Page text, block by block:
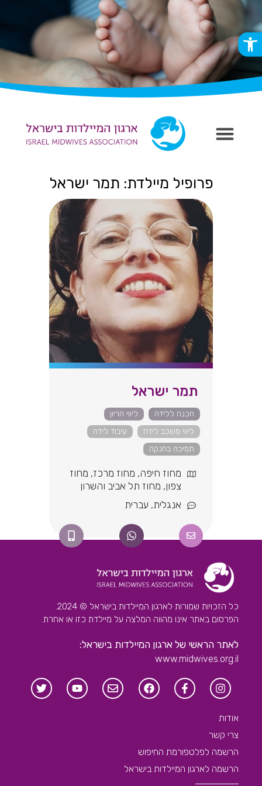
פתח סרגל נגישות
פרופיל מיילדת: תמר ישראל
תמר ישראל
הכנה ללידה
ליווי הריון
ליווי משכב לידה
עיבוד לידה
תמיכה בהנקה
מחוז חיפה, מחוז מרכז, מחוז
צפון, מחוז תל אביב והשרון
אנגלית, עברית
כל הזכויות שמורות לארגון המיילדות בישראל © 2024.
הפרסום באתר אינו מהווה המלצה על מיילדת כזו או אחרת.
לאתר הראשי של ארגון המיילדות בישראל:
www.midwives.org.il
אודות
צרי קשר
הרשמה לפלטפורמת החיפוש
הרשמה לארגון המיילדות בישראל